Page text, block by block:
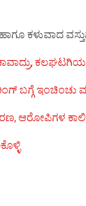
ಕಳುವಾದ
ಬಗ್ಗೆ ಇಂಚಿಂಚು
ಆರೋಪಿಗಳ